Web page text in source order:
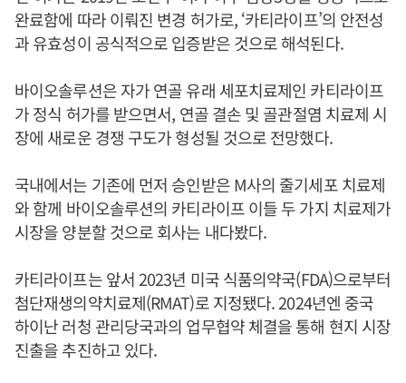
완료함에 따라 이뤄진 변경 허가로, ‘카티라이프’의 안전성
과 유효성이 공식적으로 입증받은 것으로 해석된다.
바이오솔루션은 자가 연골 유래 세포치료제인 카티라이프
가 정식 허가를 받으면서, 연골 결손 및 골관절염 치료제 시
장에 새로운 경쟁 구도가 형성될 것으로 전망했다.
국내에서는 기존에 먼저 승인받은 M사의 줄기세포 치료제
와 함께 바이오솔루션의 카티라이프 이들 두 가지 치료제가
시장을 양분할 것으로 회사는 내다봤다.
카티라이프는 앞서 2023년 미국 식품의약국(FDA)으로부터
첨단재생의약치료제(RMAT)로 지정됐다. 2024년엔 중국
하이난 러청 관리당국과의 업무협약 체결을 통해 현지 시장
진출을 추진하고 있다.